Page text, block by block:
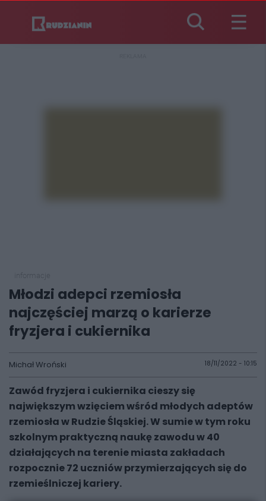
Młodzi adepci rzemiosła
najczęściej marzą o karierze
fryzjera i cukiernika
Michał Wroński 18/11/2022 - 10:15
Zawód fryzjera i cukiernika cieszy się
największym wzięciem wśród młodych adeptów
rzemiosła w Rudzie Śląskiej. W sumie w tym roku
szkolnym praktyczną naukę zawodu w 40
działających na terenie miasta zakładach
rozpocznie 72 uczniów przymierzających się do
rzemieślniczej kariery.